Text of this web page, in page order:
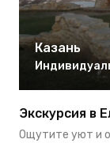
Казань
Экскурсия в
Ощутите уют и